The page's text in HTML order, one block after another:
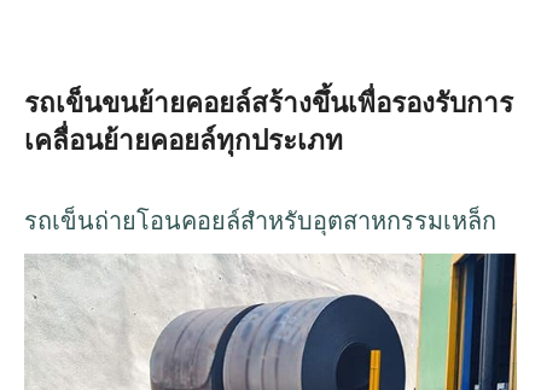
รถเข็นขนย้ายคอยล์สร้างขึ้นเพื่อรองรับการ
เคลื่อนย้ายคอยล์ทุกประเภท
รถเข็นถ่ายโอนคอยล์สำหรับอุตสาหกรรมเหล็ก